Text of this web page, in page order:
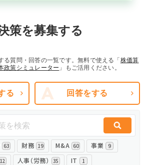
ケート
価
相談とは？
新規会員登録
ログイン
策を募集する
る質問・回答の一覧です。無料で使える「 株価算
政策シミュレーター 」もご活用ください。
る 回答をする
63 財務 19 M&A 60 事業 9
12 人事（労務） 35 IT 1